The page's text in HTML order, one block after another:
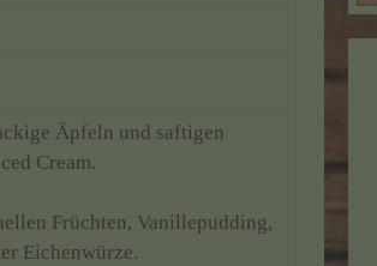
Äpfeln und saftigen
Cream.
Früchten, Vanillepudding,
Eichenwürze.